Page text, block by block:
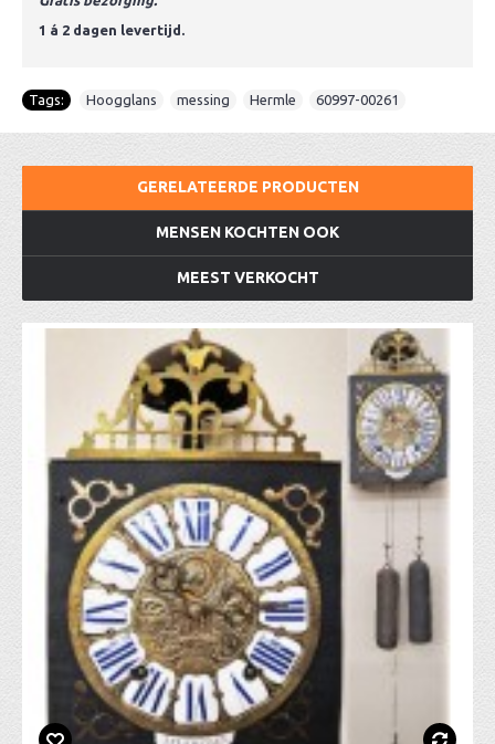
1 á 2 dagen levertijd.
Tags: Hoogglans messing Hermle 60997-00261
GERELATEERDE PRODUCTEN
MENSEN KOCHTEN OOK
MEEST VERKOCHT